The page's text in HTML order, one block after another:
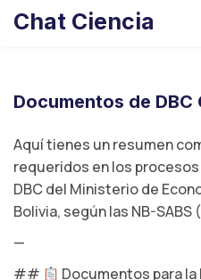
Chat Ciencia
Documentos de
Aquí tienes un resumen
requeridos en los
DBC del Ministerio de
Bolivia, según las NB-SABS
—
##
Documentos para